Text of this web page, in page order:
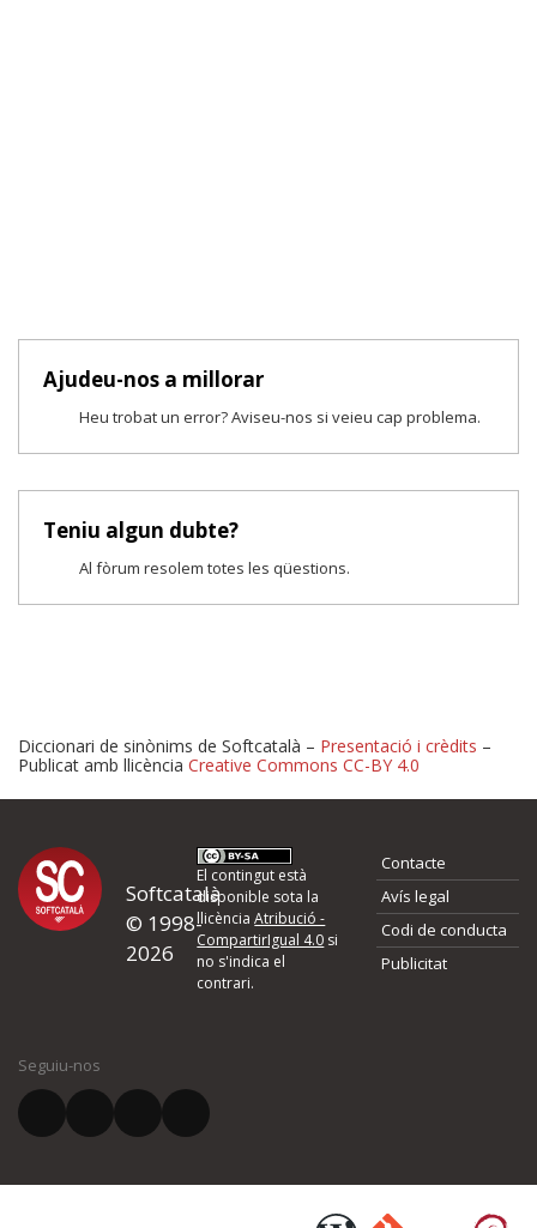
Ajudeu-nos a millorar
Heu trobat un error? Aviseu-nos si veieu cap problema.
Teniu algun dubte?
Al fòrum resolem totes les qüestions.
Proposeu-nos millores o
d'errors
Si heu trobat un error o voleu proposar alguna millora, ompliu els
quina és la millora que proposeu o l'error del qual voleu informar-
El vostre correu electrònic *
Diccionari de sinònims de Softcatalà – Presentació i crèdits –
Publicat amb llicència Creative Commons CC-BY 4.0
Softcatalà
© 1998-
2026
El contingut està
disponible sota la
llicènciaAtribució -
CompartirIgual 4.0 si
no s'indica el
contrari.
Contacte
Avís legal
Codi de conducta
Publicitat
Seguiu-nos